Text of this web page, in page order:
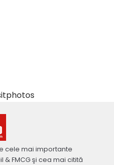
cele mai importante
& FMCG şi cea mai citită